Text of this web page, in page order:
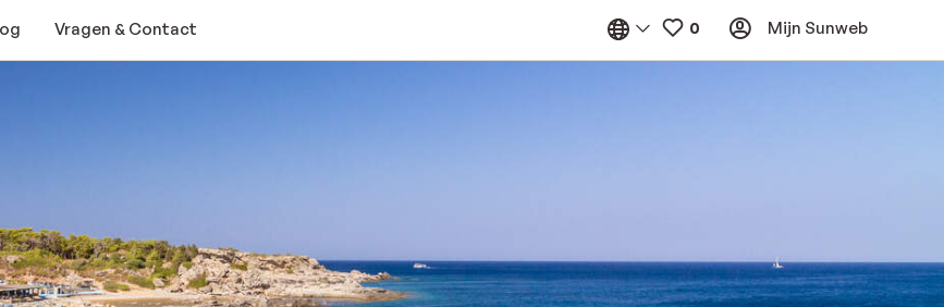
Vragen & Contact Mijn Sunweb